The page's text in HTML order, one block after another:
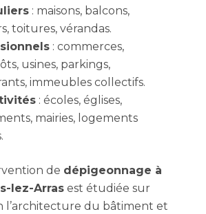
: maisons, balcons,
toitures, vérandas.
: commerces,
usines, parkings,
immeubles collectifs.
: écoles, églises,
mairies, logements
de dépigeonnage à
lez-Arras est étudiée sur
l’architecture du bâtiment et